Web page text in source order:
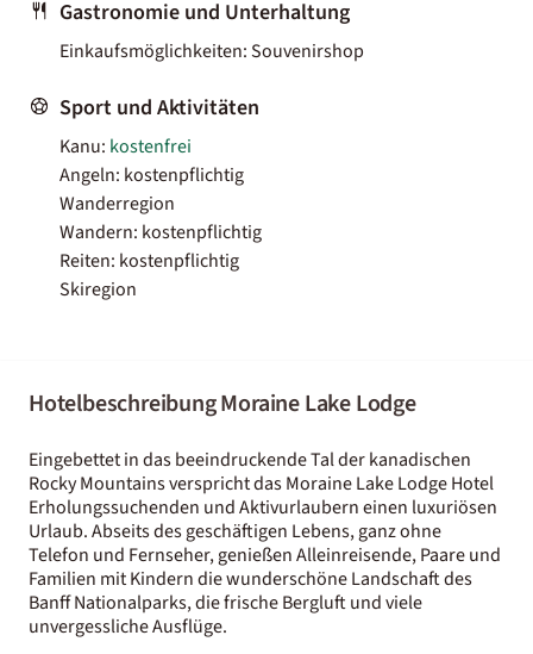
Gastronomie und Unterhaltung
Einkaufsmöglichkeiten: Souvenirshop
Sport und Aktivitäten
Kanu: kostenfrei
Angeln: kostenpflichtig
Wanderregion
Wandern: kostenpflichtig
Reiten: kostenpflichtig
Skiregion
Hotelbeschreibung Moraine Lake Lodge
Eingebettet in das beeindruckende Tal der kanadischen
Rocky Mountains verspricht das Moraine Lake Lodge Hotel
Erholungssuchenden und Aktivurlaubern einen luxuriösen
Urlaub. Abseits des geschäftigen Lebens, ganz ohne
Telefon und Fernseher, genießen Alleinreisende, Paare und
Familien mit Kindern die wunderschöne Landschaft des
Banff Nationalparks, die frische Bergluft und viele
unvergessliche Ausflüge.